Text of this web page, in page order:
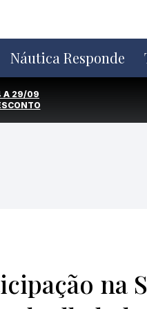
Náutica Responde
A 29/09
na